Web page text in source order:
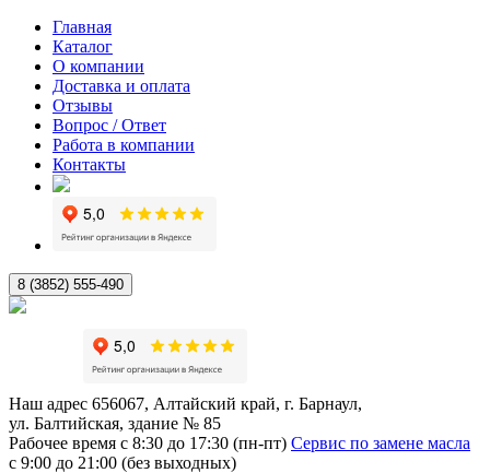
Главная
Каталог
О компании
Доставка и оплата
Отзывы
Вопрос / Ответ
Работа в компании
Контакты
8 (3852) 555-490
Наш адрес 656067, Алтайский край, г. Барнаул,
ул. Балтийская, здание № 85
Рабочее время с 8:30 до 17:30 (пн-пт) Сервис по замене масла
с 9:00 до 21:00 (без выходных)